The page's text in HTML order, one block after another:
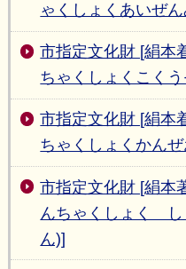
ゃくしょくあいぜ
市指定文化財 [絹本
ちゃくしょくこく
市指定文化財 [絹本
ちゃくしょくかん
市指定文化財 [絹本
んちゃくしょく し
ん)]